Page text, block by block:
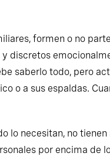
formen o no
discretos
saberlo todo, pero
o a sus espaldas.
lo necesitan, no
por encima de